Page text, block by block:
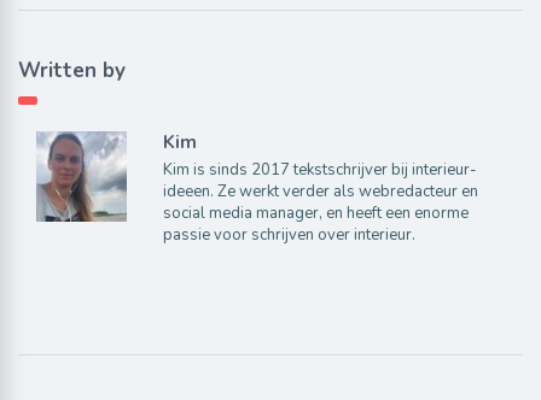
Written by
Kim
Kim is sinds 2017 tekstschrijver bij interieur-
ideeen. Ze werkt verder als webredacteur en
social media manager, en heeft een enorme
passie voor schrijven over interieur.